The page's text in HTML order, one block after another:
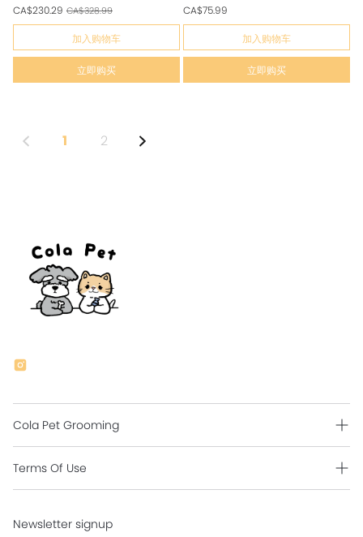
CA$230.29 CA$328.99
加入购物车
立即购买
CA$75.99
加入购物车
立即购买
1 2
Cola Pet Grooming
Grooming Intro
Contact Us
Terms Of Use
Return Policy
Newsletter signup